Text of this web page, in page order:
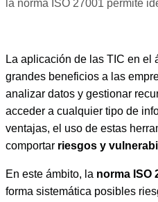
la norma ISO 27001 permite
La aplicación de las TIC en el
grandes beneficios a las
analizar datos y gestionar
acceder a cualquier tipo de
ventajas, el uso de estas
comportar riesgos y
En este ámbito, la norma ISO
forma sistemática posibles